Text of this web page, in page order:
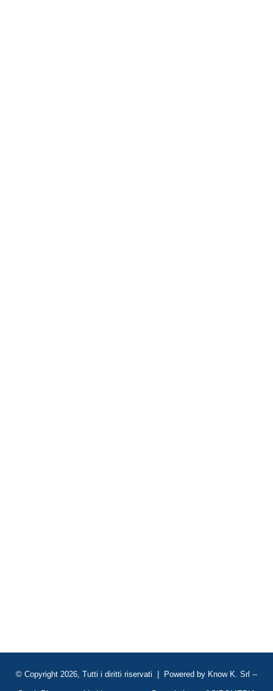
© Copyright 2026, Tutti i diritti riservati | Powered by Know K. Srl --